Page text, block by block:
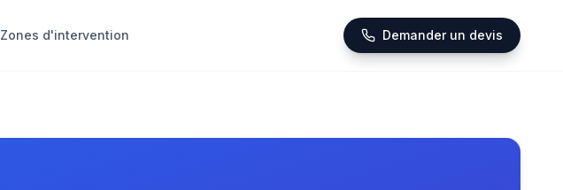
Zones d'intervention Demander un devis